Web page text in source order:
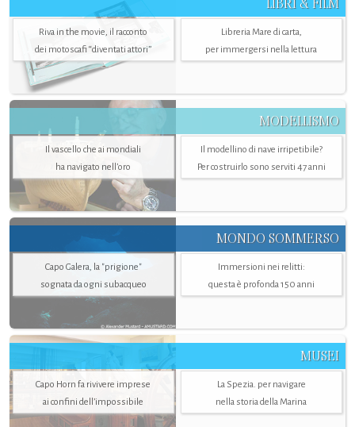
Riva in the movie, il racconto
dei motoscafi “diventati attori”
Libreria Mare di carta,
per immergersi nella lettura
MODELLISMO
Il vascello che ai mondiali
ha navigato nell’oro
Il modellino di nave irripetibile?
Per costruirlo sono serviti 47 anni
MONDO SOMMERSO
Capo Galera, la "prigione"
sognata da ogni subacqueo
Immersioni nei relitti:
questa è profonda 150 anni
MUSEI
Capo Horn fa rivivere imprese
ai confini dell’impossibile
La Spezia. per navigare
nella storia della Marina